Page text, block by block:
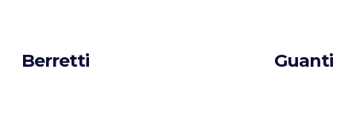
Berretti Guanti